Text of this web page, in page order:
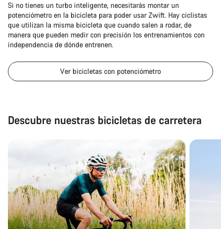
Si no tienes un turbo inteligente, necesitarás montar un
potenciómetro en la bicicleta para poder usar Zwift. Hay ciclistas
que utilizan la misma bicicleta que cuando salen a rodar, de
manera que pueden medir con precisión los entrenamientos con
independencia de dónde entrenen.
Ver bicicletas con potenciómetro
Descubre nuestras bicicletas de carretera